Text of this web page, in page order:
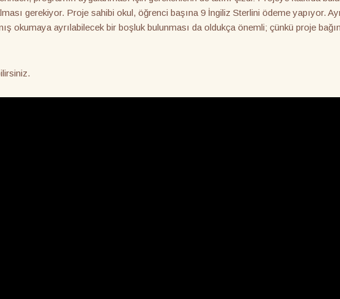
gerekiyor. Proje sahibi okul, öğrenci başına 9 İngiliz Sterlini ödeme yapıyor.
okumaya ayrılabilecek bir boşluk bulunması da oldukça önemli; çünkü proje